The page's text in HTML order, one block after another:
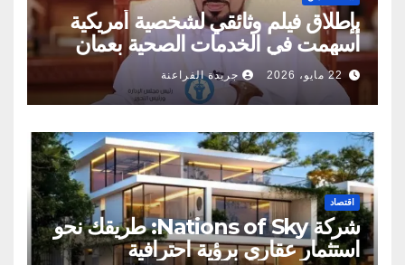
بإطلاق فيلم وثائقي لشخصية أمريكية
أسهمت في الخدمات الصحية بعمان
22 مايو، 2026 جريدة الفراعنة
اقتصاد
شركة Nations of Sky: طريقك نحو
استثمار عقاري برؤية احترافية